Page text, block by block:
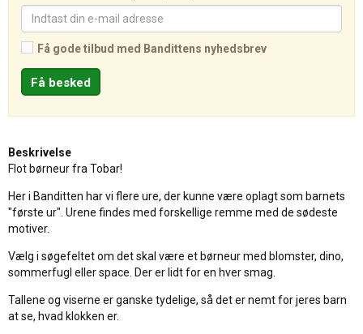
Få gode tilbud med Bandittens nyhedsbrev
Beskrivelse
Flot børneur fra Tobar!
Her i Banditten har vi flere ure, der kunne være oplagt som barnets
"første ur". Urene findes med forskellige remme med de sødeste
motiver.
Vælg i søgefeltet om det skal være et børneur med blomster, dino,
sommerfugl eller space. Der er lidt for en hver smag.
Tallene og viserne er ganske tydelige, så det er nemt for jeres barn
at se, hvad klokken er.